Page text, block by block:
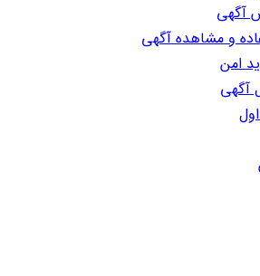
آگهی
و مشاهده آگهی
امن
آگهی